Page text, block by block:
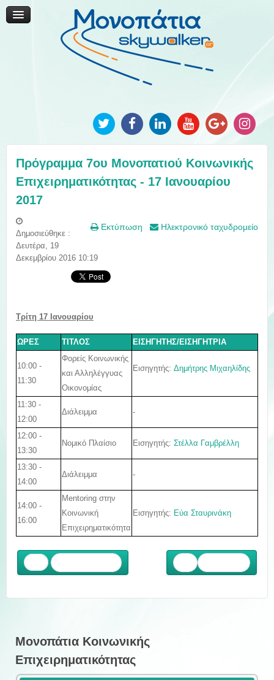
Μονοπάτια Καινοτομίας
Μονοπάτια Τοπικής Ανάπτυξης
Ανακοινώσεις
Φωτογραφίες
Πρόγραμμα 7ου Μονοπατιού Κοινωνικής
Επιχειρηματικότητας - 17 Ιανουαρίου
2017
Εκτύπωση Ηλεκτρονικό ταχυδρομείο
Δημοσιεύθηκε :
Δευτέρα, 19
Δεκεμβρίου 2016 10:19
Τρίτη 17 Ιανουαρίου
ΩΡΕΣ ΤΙΤΛΟΣ ΕΙΣΗΓΗΤΗΣ/ΕΙΣΗΓΗΤΡΙΑ
10:00 -
11:30
Φορείς Κοινωνικής
και Αλληλέγγυας
Οικονομίας
Εισηγητής: Δημήτρης Μιχαηλίδης
11:30 -
12:00
Διάλειμμα -
12:00 -
13:30
Νομικό Πλαίσιο Εισηγητής: Στέλλα Γαμβρέλλη
13:30 -
14:00
Διάλειμμα -
14:00 -
16:00
Mentoring στην
Κοινωνική
Επιχειρηματικότητα
Εισηγητής: Εύα Σταυρινάκη
Μονοπάτια Κοινωνικής
Επιχειρηματικότητας